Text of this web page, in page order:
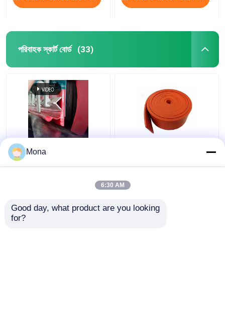
পরিবাহক স্কার্ট বোর্ড (33)
বেল্ট স্কার্টিং সিলিং কনভেয়ার স্কার্ট
বোর্ড ডুয়াল সিল ওয়াই টাইপ
Mona
6:30 AM
Good day, what product are you looking
for?